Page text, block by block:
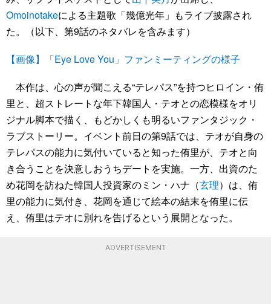
Omoinotakeによる主題歌「幾億光年」もライブ披露され
た。（以下、第9話のネタバレを含みます）
【画像】「Eye Love You」ファンミーティングの様子
本作は、心の声が聞こえる“テレパス”を持つヒロイン・侑
里と、超ストレートな年下韓国人・テオとの恋模様をオリ
ジナル脚本で描く、もどかしくも明るいファンタジック・
ラブストーリー。イベント前日の第9話では、テオが自身の
テレパスの能力に気付いていると知った侑里が、テオと向
き合うことを決意しおうちデートを実施。一方、出資のた
め花岡を訪ねた韓国人投資家のミン・ハナ（玄理）は、侑
里の能力に気付き、花岡を通じて絵本の結末を侑里に伝
え、侑里はテオに別れを告げるという展開となった。
ADVERTISEMENT